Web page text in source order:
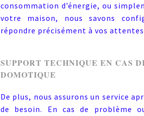
consommation d’énergie, ou
votre maison, nous savons
répondre précisément à vos
SUPPORT TECHNIQUE EN CAS
DOMOTIQUE
De plus, nous assurons un service
de besoin. En cas de problème